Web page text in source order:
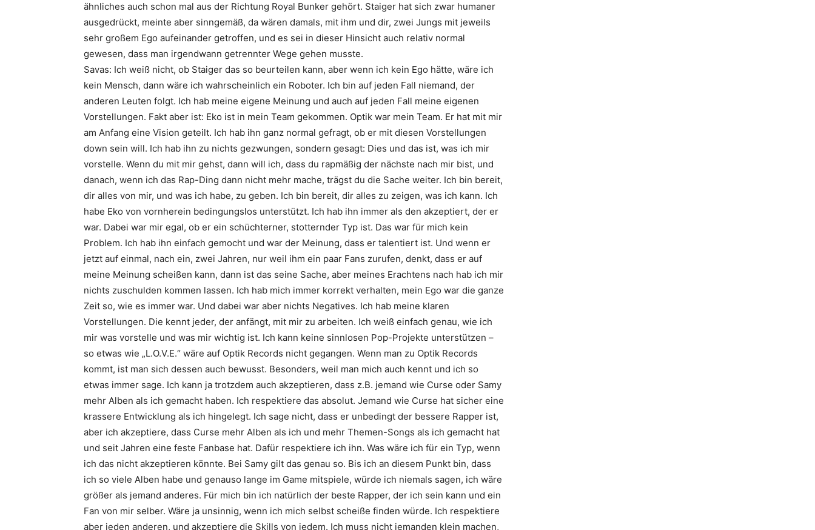
ähnliches auch schon mal aus der Richtung Royal Bunker gehört. Staiger hat sich zwar humaner
ausgedrückt, meinte aber sinngemäß, da wären damals, mit ihm und dir, zwei Jungs mit jeweils
sehr großem Ego aufeinander getroffen, und es sei in dieser Hinsicht auch relativ normal
gewesen, dass man irgendwann getrennter Wege gehen musste.
Savas: Ich weiß nicht, ob Staiger das so beurteilen kann, aber wenn ich kein Ego hätte, wäre ich
kein Mensch, dann wäre ich wahrscheinlich ein Roboter. Ich bin auf jeden Fall niemand, der
anderen Leuten folgt. Ich hab meine eigene Meinung und auch auf jeden Fall meine eigenen
Vorstellungen. Fakt aber ist: Eko ist in mein Team gekommen. Optik war mein Team. Er hat mit mir
am Anfang eine Vision geteilt. Ich hab ihn ganz normal gefragt, ob er mit diesen Vorstellungen
down sein will. Ich hab ihn zu nichts gezwungen, sondern gesagt: Dies und das ist, was ich mir
vorstelle. Wenn du mit mir gehst, dann will ich, dass du rapmäßig der nächste nach mir bist, und
danach, wenn ich das Rap-Ding dann nicht mehr mache, trägst du die Sache weiter. Ich bin bereit,
dir alles von mir, und was ich habe, zu geben. Ich bin bereit, dir alles zu zeigen, was ich kann. Ich
habe Eko von vornherein bedingungslos unterstützt. Ich hab ihn immer als den akzeptiert, der er
war. Dabei war mir egal, ob er ein schüchterner, stotternder Typ ist. Das war für mich kein
Problem. Ich hab ihn einfach gemocht und war der Meinung, dass er talentiert ist. Und wenn er
jetzt auf einmal, nach ein, zwei Jahren, nur weil ihm ein paar Fans zurufen, denkt, dass er auf
meine Meinung scheißen kann, dann ist das seine Sache, aber meines Erachtens nach hab ich mir
nichts zuschulden kommen lassen. Ich hab mich immer korrekt verhalten, mein Ego war die ganze
Zeit so, wie es immer war. Und dabei war aber nichts Negatives. Ich hab meine klaren
Vorstellungen. Die kennt jeder, der anfängt, mit mir zu arbeiten. Ich weiß einfach genau, wie ich
mir was vorstelle und was mir wichtig ist. Ich kann keine sinnlosen Pop-Projekte unterstützen –
so etwas wie „L.O.V.E.“ wäre auf Optik Records nicht gegangen. Wenn man zu Optik Records
kommt, ist man sich dessen auch bewusst. Besonders, weil man mich auch kennt und ich so
etwas immer sage. Ich kann ja trotzdem auch akzeptieren, dass z.B. jemand wie Curse oder Samy
mehr Alben als ich gemacht haben. Ich respektiere das absolut. Jemand wie Curse hat sicher eine
krassere Entwicklung als ich hingelegt. Ich sage nicht, dass er unbedingt der bessere Rapper ist,
aber ich akzeptiere, dass Curse mehr Alben als ich und mehr Themen-Songs als ich gemacht hat
und seit Jahren eine feste Fanbase hat. Dafür respektiere ich ihn. Was wäre ich für ein Typ, wenn
ich das nicht akzeptieren könnte. Bei Samy gilt das genau so. Bis ich an diesem Punkt bin, dass
ich so viele Alben habe und genauso lange im Game mitspiele, würde ich niemals sagen, ich wäre
größer als jemand anderes. Für mich bin ich natürlich der beste Rapper, der ich sein kann und ein
Fan von mir selber. Wäre ja unsinnig, wenn ich mich selbst scheiße finden würde. Ich respektiere
aber jeden anderen, und akzeptiere die Skills von jedem. Ich muss nicht jemanden klein machen,